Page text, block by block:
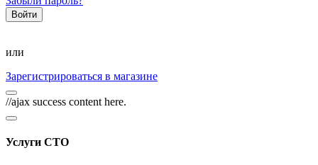
или
Зарегистрироваться в магазине
//ajax success content here.
Услуги СТО